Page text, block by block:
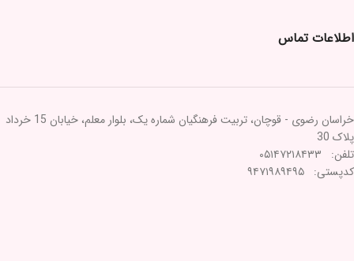
اطلاعات تماس
خراسان رضوی - قوچان، تربیت فرهنگیان شماره یک، بلوار معلم، خیابان 15 خرداد
پلاک 30
تلفن: ۰۵۱۴۷۲۱۸۴۳۳
کدپستی: ۹۴۷۱۹۸۹۴۹۵